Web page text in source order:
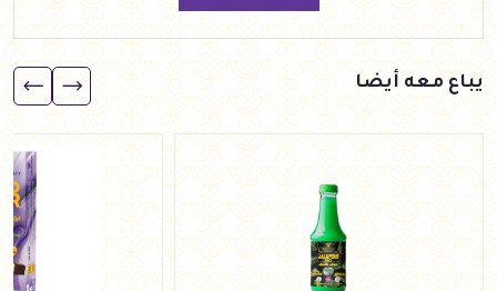
يباع معه أيضا